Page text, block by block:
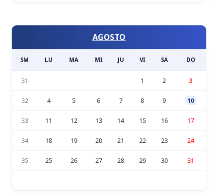
AGOSTO
SM LU MA MI JU VI SA DO
31 1 2 3
32 4 5 6 7 8 9 10
33 11 12 13 14 15 16 17
34 18 19 20 21 22 23 24
35 25 26 27 28 29 30 31